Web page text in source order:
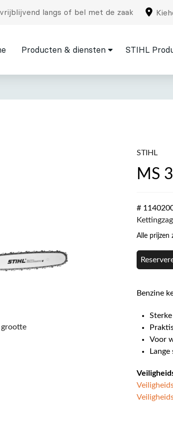
langs of bel met de zaak
Producten & diensten STIHL
grootte
STIHL
MS
#
Alle prijzen
Benzine
Voor